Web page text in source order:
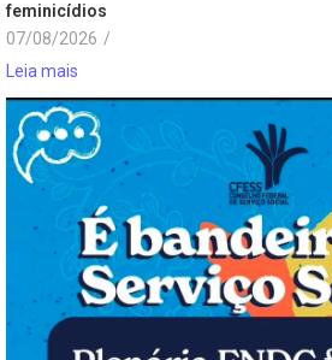
feminicídios
07/08/2026 /
Leia mais